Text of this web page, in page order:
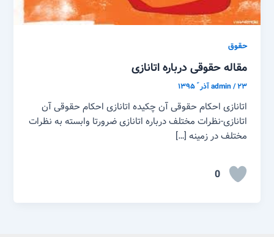
حقوق
مقاله حقوقی درباره اتانازی
admin/۲۳ آذر ّ ۱۳۹۵
اتانازی احکام حقوقی آن چکیده اتانازی احکام حقوقی آن
اتانازی-نظرات مختلف درباره اتانازی ضرورتا وابسته به نظرات
مختلف در زمینه […]
0